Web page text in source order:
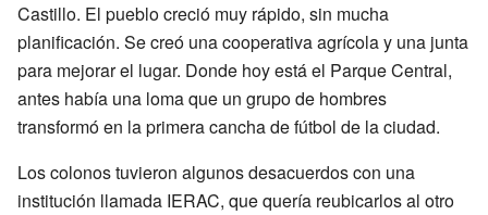
Castillo. El pueblo creció muy rápido, sin mucha
planificación. Se creó una cooperativa agrícola y una junta
para mejorar el lugar. Donde hoy está el Parque Central,
antes había una loma que un grupo de hombres
transformó en la primera cancha de fútbol de la ciudad.
Los colonos tuvieron algunos desacuerdos con una
institución llamada IERAC, que quería reubicarlos al otro